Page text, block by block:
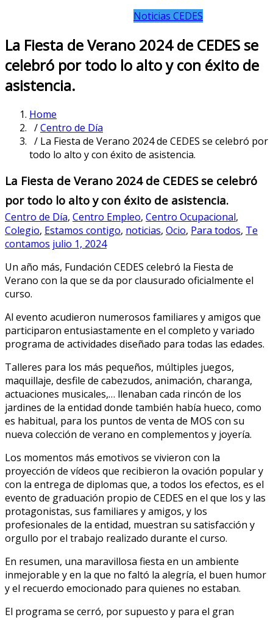
Noticias CEDES
La Fiesta de Verano 2024 de CEDES se
celebró por todo lo alto y con éxito de
asistencia.
Home
/Centro de Día
/ La Fiesta de Verano 2024 de CEDES se celebró por
todo lo alto y con éxito de asistencia.
La Fiesta de Verano 2024 de CEDES se celebró
por todo lo alto y con éxito de asistencia.
Centro de Día, Centro Empleo, Centro Ocupacional,
Colegio, Estamos contigo, noticias, Ocio, Para todos, Te
contamos julio 1, 2024
Un año más, Fundación CEDES celebró la Fiesta de
Verano con la que se da por clausurado oficialmente el
curso.
Al evento acudieron numerosos familiares y amigos que
participaron entusiastamente en el completo y variado
programa de actividades diseñado para todas las edades.
Talleres para los más pequeños, múltiples juegos,
maquillaje, desfile de cabezudos, animación, charanga,
actuaciones musicales,… llenaban cada rincón de los
jardines de la entidad donde también había hueco, como
es habitual, para los puntos de venta de MOS con su
nueva colección de verano en complementos y joyería.
Los momentos más emotivos se vivieron con la
proyección de vídeos que recibieron la ovación popular y
con la entrega de diplomas que, a todos los efectos, es el
evento de graduación propio de CEDES en el que los y las
protagonistas, sus familiares y amigos, y los
profesionales de la entidad, muestran su satisfacción y
orgullo por el trabajo realizado durante el curso.
En resumen, una maravillosa fiesta en un ambiente
inmejorable y en la que no faltó la alegría, el buen humor
y el recuerdo emocionado para quienes no estaban.
El programa se cerró, por supuesto y para el gran